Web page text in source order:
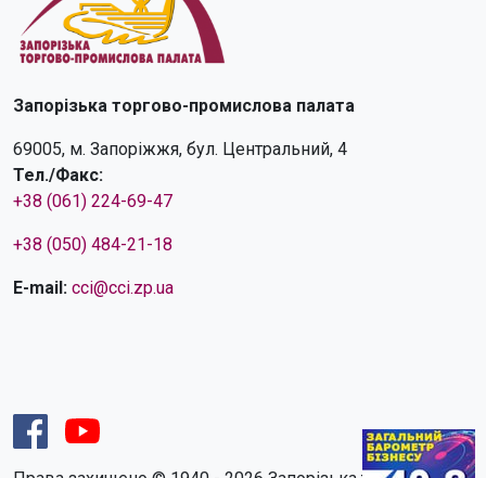
Запорізька торгово-промислова палата
69005, м. Запоріжжя, бул. Центральний, 4
Тел./Факс:
+38 (061) 224-69-47
+38 (050) 484-21-18
E-mail: cci@cci.zp.ua